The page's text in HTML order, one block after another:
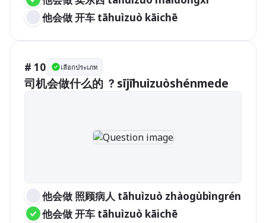
他会做 开车 tāhuìzuò kāichē
# 10 เลือกประเภท
司机会做什么的 ？sījīhuìzuòshénmede
他会做 照顾病人 tāhuìzuò zhàogùbìngrén
他会做 开车 tāhuìzuò kāichē